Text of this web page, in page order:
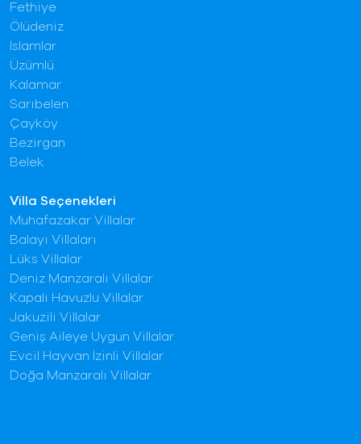
Villa Seçenekleri
Muhafazakar Villalar
Balayı Villaları
Lüks Villalar
Deniz Manzaralı Villalar
Kapalı Havuzlu Villalar
Jakuzili Villalar
Geniş Aileye Uygun Villalar
Evcil Hayvan İzinli Villalar
Doğa Manzaralı Villalar
Fethiye
Ölüdeniz
İslamlar
Üzümlü
Kalamar
Sarıbelen
Çayköy
Bezirgan
Belek